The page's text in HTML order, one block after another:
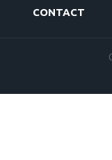
CONTACT